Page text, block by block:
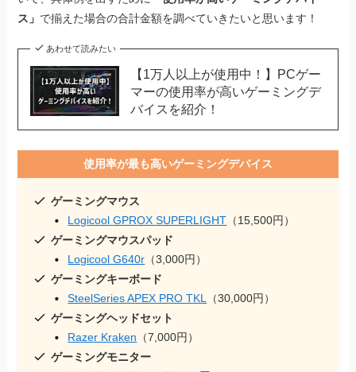
ス」 で揃えた場合の合計金額を調べていきたいと思います！
あわせて読みたい
【1万人以上が使用中！】PCゲー
マーの使用率が高いゲーミングデ
バイスを紹介！
使用率が最も高いゲーミングデバイス
ゲーミングマウス
Logicool GPROX SUPERLIGHT （15,500円）
ゲーミングマウスパッド
Logicool G640r （3,000円）
ゲーミングキーボード
SteelSeries APEX PRO TKL （30,000円）
ゲーミングヘッドセット
Razer Kraken （7,000円）
ゲーミングモニター